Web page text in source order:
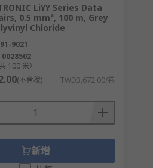
LiYY Series Data
0.5 mm², 100 m, Grey
Chloride
9021
0028502
100 米）
(不含稅) TWD3,672.00/卷
新增